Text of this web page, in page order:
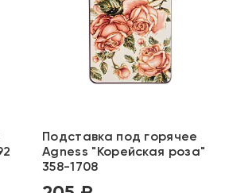
Подставка под горячее
Agness "Корейская роза"
358-1708